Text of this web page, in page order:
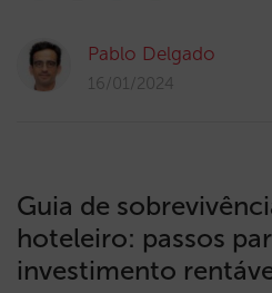
Pablo Delgado
16/01/2024
Guia de
hoteleiro: passos
investimento